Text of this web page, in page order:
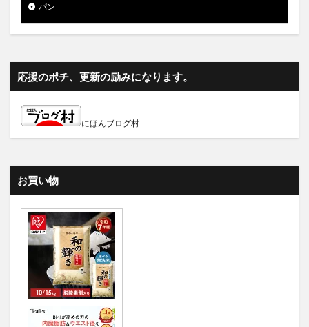
パン
応援のポチ、更新の励みになります。
にほんブログ村
お買い物